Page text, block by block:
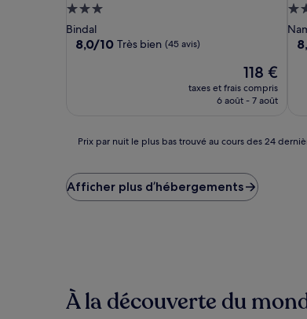
Hébergement
3.0 étoiles
Bindal
8.0
8,0/10 Très bien (45 avis)
Le
nouveau
prix
118 €
118 €
taxes et frais compris
6 août - 7 août
2.0
Prix
nuit
le
plus
heures
sur
Prix par nuit le plus bas trouvé au cours des 24
Afficher plus d’hébergements
À la découverte du